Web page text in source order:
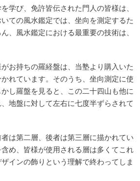
学び、免許皆伝された門人の皆様は、
ての風水鑑定では、坐向を測定するた
、風水鑑定における最重要の技術は、
お持ちの羅経盤は、当塾より購入いた
れています。そのうち、坐向測定に使
し羅盤を見ると、この二十四山も他に
地盤に対して左右に七度半ずらされて
は第二層、後者は第三層に描かれてい
め、皆様が使用される層は多くてこれ
インの飾りという理解で終わってしま